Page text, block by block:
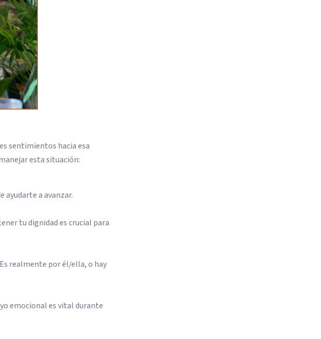
sentimientos hacia esa
esta situación:
ayudarte a avanzar.
tu dignidad es crucial para
realmente por él/ella, o hay
emocional es vital durante